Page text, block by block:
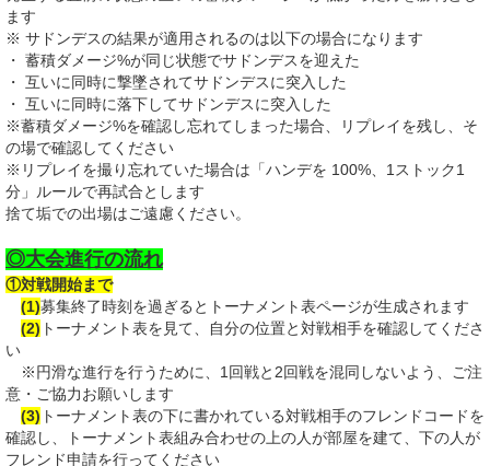
ます
※ サドンデスの結果が適用されるのは以下の場合になります
・ 蓄積ダメージ%が同じ状態でサドンデスを迎えた
・ 互いに同時に撃墜されてサドンデスに突入した
・ 互いに同時に落下してサドンデスに突入した
※蓄積ダメージ%を確認し忘れてしまった場合、リプレイを残し、そ
の場で確認してください
※リプレイを撮り忘れていた場合は「ハンデを 100%、1ストック1
分」ルールで再試合とします
捨て垢での出場はご遠慮ください。
◎大会進行の流れ
①対戦開始まで
(1)募集終了時刻を過ぎるとトーナメント表ページが生成されます
(2) トーナメント表を見て、自分の位置と対戦相手を確認してくださ
い
※円滑な進行を行うために、1回戦と2回戦を混同しないよう、ご注
意・ご協力お願いします
(3) トーナメント表の下に書かれている対戦相手のフレンドコードを
確認し、トーナメント表組み合わせの上の人が部屋を建て、下の人が
フレンド申請を行ってください